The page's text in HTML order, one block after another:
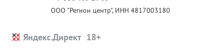
ООО "Регион центр", ИНН 4817003180
Яндекс.Директ